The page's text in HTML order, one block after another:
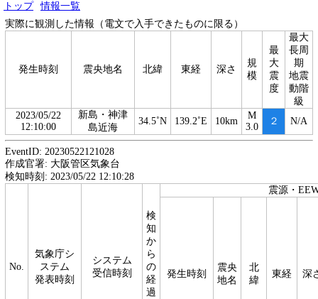
トップ
情報一覧
実際に観測した情報（電文で入手できたものに限る）
発生時刻 震央地名 北緯 東経 深さ
規
模
最
大
震
度
最大
長周
期
地震
動階
級
2023/05/22
12:10:00
新島・神津
島近海
34.5˚N 139.2˚E 10km
M
3.0
２ N/A
EventID: 20230522121028
作成官署: 大阪管区気象台
検知時刻: 2023/05/22 12:10:28
No.
気象庁シ
ステム
発表時刻
システム
受信時刻
検
知
か
ら
の
経
過
震源・
発生時刻
震央
地名
北
緯
東経 深